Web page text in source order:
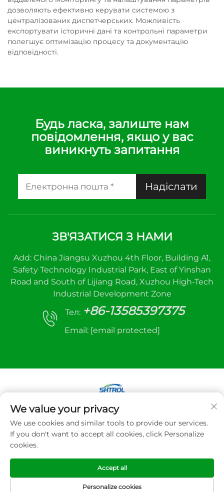
дозволяють ефективно керувати системою з
централізованих диспетчерських. Можливість
експортувати історичні дані та контрольні параметри
полегшує оптимізацію процесу та документацію
відповідності.
Будь ласка, залиште нам
повідомлення, якщо у вас
виникнуть запитання
Надіслати
ЗВ'ЯЗАТИСЯ З НАМИ
Add: China Jiangsu Xuzhou 4th Floor, Building A1,
Safety Technology Industrial Park, East of Yinshan
Road and South of Lijiang Road, Xuzhou High-Tech
Industrial Development Zone
Тел: +86-13585397375
Email: [email protected]
Авторське право © 2025 Xuzhou sanhe
automatic control equipment Co., LTD. Всі права
захищено
We value your privacy
We use cookies and similar tools to provide our services.
If you don't want to accept all cookies, click Personalize
cookies.
Personalize cookies
Accept all